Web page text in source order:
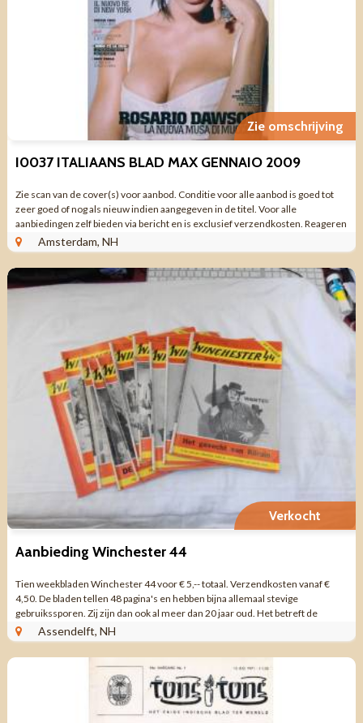
Zie omschrijving
I0037 ITALIAANS BLAD MAX GENNAIO 2009
Zie scan van de cover(s) voor aanbod. Conditie voor alle aanbod is goed tot
zeer goed of nog als nieuw indien aangegeven in de titel. Voor alle
aanbiedingen zelf bieden via bericht en is exclusief verzendkosten. Reageren
via aanbieding ...
Amsterdam, NH
Verkocht
Aanbieding Winchester 44
Tien weekbladen Winchester 44 voor € 5,-- totaal. Verzendkosten vanaf €
4,50. De bladen tellen 48 pagina's en hebben bijna allemaal stevige
gebruikssporen. Zij zijn dan ook al meer dan 20 jaar oud. Het betreft de
nummers 9, ...
Assendelft, NH